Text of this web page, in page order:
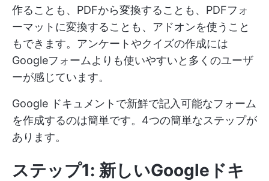
作ることも、PDFから変換することも、PDFフォ
ーマットに変換することも、アドオンを使うこと
もできます。アンケートやクイズの作成には
Googleフォームよりも使いやすいと多くのユーザ
ーが感じています。
Google ドキュメントで新鮮で記入可能なフォーム
を作成するのは簡単です。4つの簡単なステップが
あります。
ステップ1: 新しいGoogleドキ